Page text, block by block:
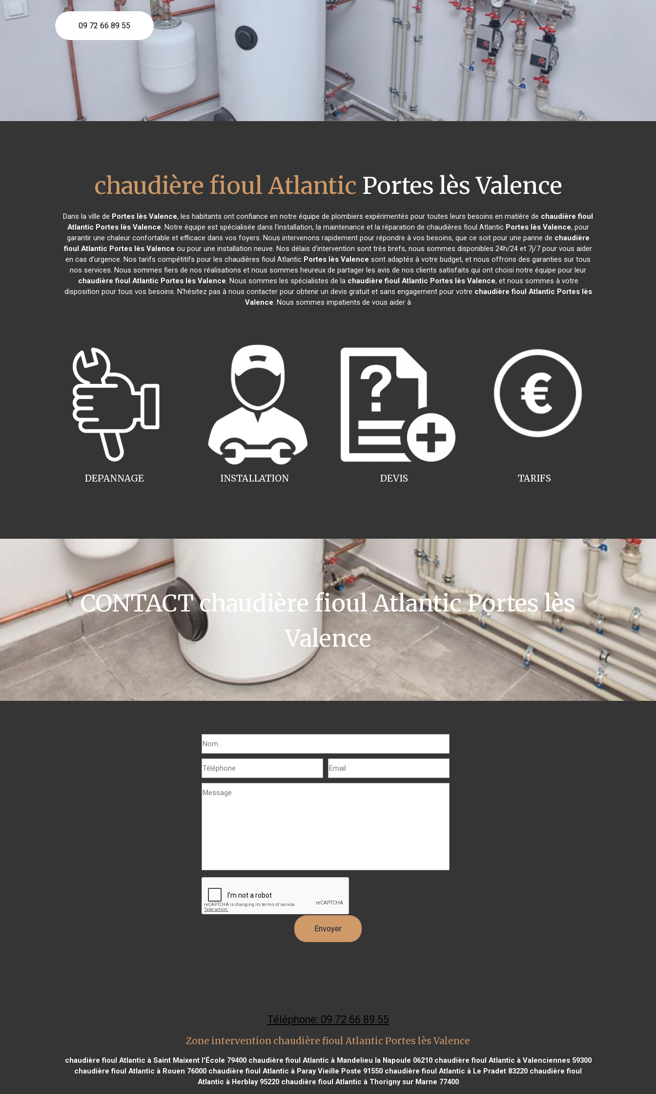
09 72 66 89 55
chaudière fioul Atlantic Portes lès Valence
Dans la ville de Portes lès Valence, les habitants ont confiance en notre équipe de plombiers expérimentés pour toutes leurs besoins en matière de chaudière fioul
Atlantic Portes lès Valence. Notre équipe est spécialisée dans l'installation, la maintenance et la réparation de chaudières fioul Atlantic Portes lès Valence, pour
garantir une chaleur confortable et efficace dans vos foyers. Nous intervenons rapidement pour répondre à vos besoins, que ce soit pour une panne de chaudière
fioul Atlantic Portes lès Valence ou pour une installation neuve. Nos délais d'intervention sont très brefs, nous sommes disponibles 24h/24 et 7j/7 pour vous aider
en cas d'urgence. Nos tarifs compétitifs pour les chaudières fioul Atlantic Portes lès Valence sont adaptés à votre budget, et nous offrons des garanties sur tous
nos services. Nous sommes fiers de nos réalisations et nous sommes heureux de partager les avis de nos clients satisfaits qui ont choisi notre équipe pour leur
chaudière fioul Atlantic Portes lès Valence. Nous sommes les spécialistes de la chaudière fioul Atlantic Portes lès Valence, et nous sommes à votre
disposition pour tous vos besoins. N'hésitez pas à nous contacter pour obtenir un devis gratuit et sans engagement pour votre chaudière fioul Atlantic Portes lès
Valence. Nous sommes impatients de vous aider à
INSTALLATION
DEPANNAGE TARIFS
DEVIS
CONTACT chaudière fioul Atlantic Portes lès
Valence
Téléphone: 09 72 66 89 55
Zone intervention chaudière fioul Atlantic Portes lès Valence
chaudière fioul Atlantic à Saint Maixent l'École 79400chaudière fioul Atlantic à Mandelieu la Napoule 06210chaudière fioul Atlantic à Valenciennes 59300
chaudière fioul Atlantic à Rouen 76000 chaudière fioul Atlantic à Paray Vieille Poste 91550 chaudière fioul Atlantic à Le Pradet 83220 chaudière fioul
Atlantic à Herblay 95220chaudière fioul Atlantic à Thorigny sur Marne 77400